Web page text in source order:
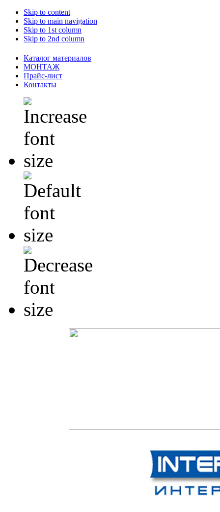
Skip to content
Skip to main navigation
Skip to 1st column
Skip to 2nd column
Каталог материалов
МОНТАЖ
Прайс-лист
Контакты